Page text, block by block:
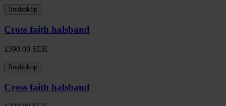
Snabbköp
Cross faith halsband
1390.00 SEK
Snabbköp
Cross faith halsband